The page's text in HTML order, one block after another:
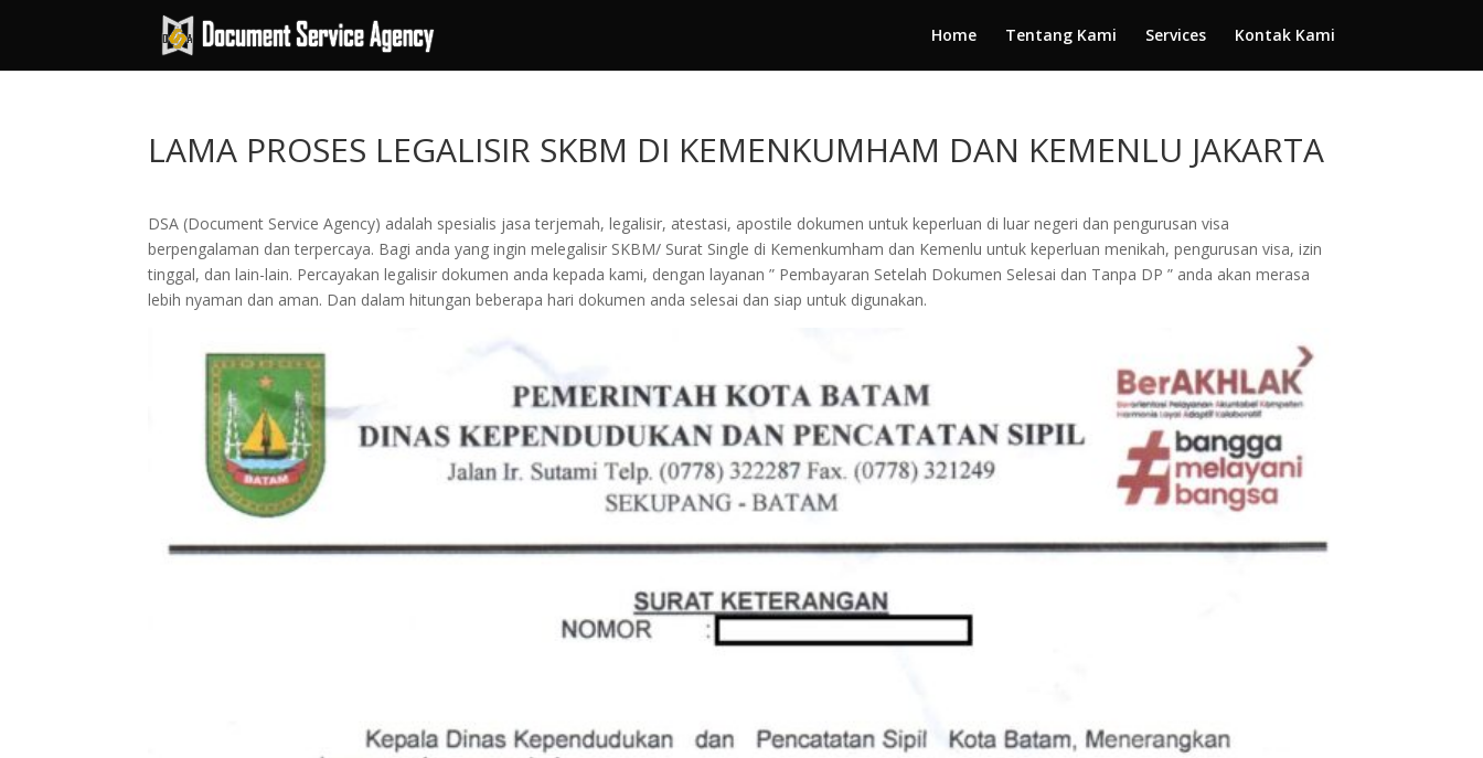
Home Tentang Kami Services Kontak Kami
LAMA PROSES LEGALISIR SKBM DI KEMENKUMHAM DAN KEMENLU JAKARTA
DSA (Document Service Agency) adalah spesialis jasa terjemah, legalisir, atestasi, apostile dokumen untuk keperluan di luar negeri dan pengurusan visa
berpengalaman dan terpercaya. Bagi anda yang ingin melegalisir SKBM/ Surat Single di Kemenkumham dan Kemenlu untuk keperluan menikah, pengurusan visa, izin
tinggal, dan lain-lain. Percayakan legalisir dokumen anda kepada kami, dengan layanan ” Pembayaran Setelah Dokumen Selesai dan Tanpa DP ” anda akan merasa
lebih nyaman dan aman. Dan dalam hitungan beberapa hari dokumen anda selesai dan siap untuk digunakan.